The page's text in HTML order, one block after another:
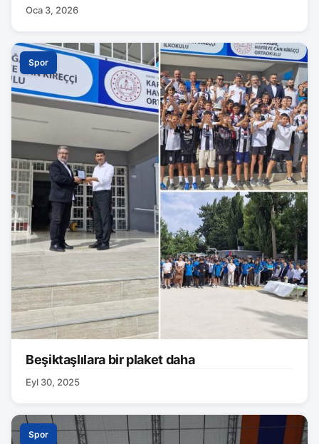
Oca 3, 2026
Spor
Beşiktaşlılara bir plaket daha
Eyl 30, 2025
Spor